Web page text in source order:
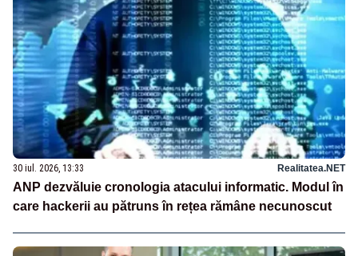
30 iul. 2026, 13:33 Realitatea.NET
ANP dezvăluie cronologia atacului informatic. Modul în
care hackerii au pătruns în rețea rămâne necunoscut